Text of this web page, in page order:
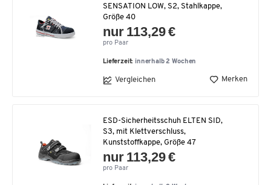
SENSATION LOW, S2, Stahlkappe,
Größe 40
nur 113,29 €
pro Paar
Lieferzeit: innerhalb 2 Wochen
Vergleichen Merken
ESD-Sicherheitsschuh ELTEN SID,
S3, mit Klettverschluss,
Kunststoffkappe, Größe 47
nur 113,29 €
pro Paar